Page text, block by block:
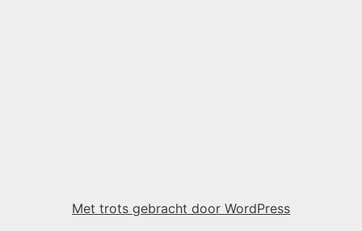
Met trots gebracht door WordPress